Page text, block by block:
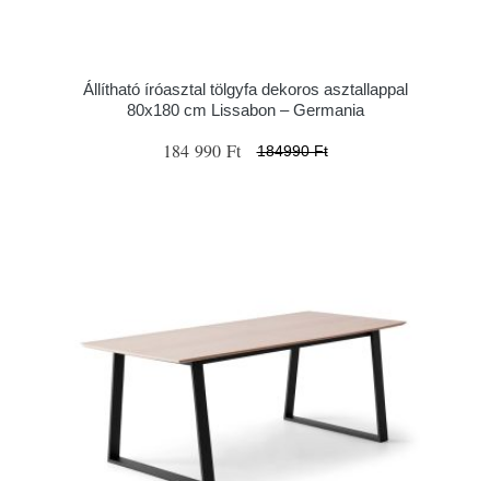
Állítható íróasztal tölgyfa dekoros asztallappal
80x180 cm Lissabon – Germania
184 990 Ft 184990 Ft